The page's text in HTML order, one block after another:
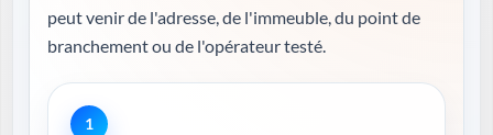
peut venir de l'adresse, de l'immeuble, du point de
branchement ou de l'opérateur testé.
1